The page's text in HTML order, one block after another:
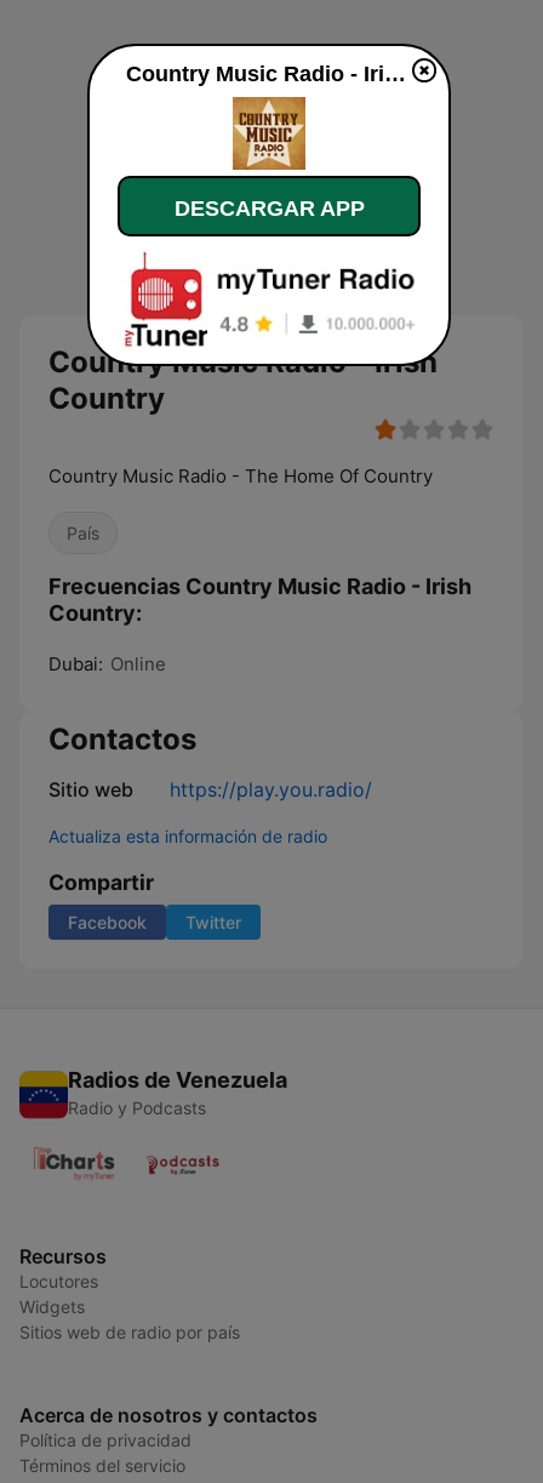
Country Music Radio - Irish
Country
Country Music Radio - The Home Of Country
País
Frecuencias Country Music Radio - Irish
Country:
Dubai: Online
Contactos
Sitio web https://play.you.radio/
Actualiza esta información de radio
Compartir
Facebook Twitter
Radios de Venezuela
Radio y Podcasts
Recursos
Locutores
Widgets
Sitios web de radio por país
Acerca de nosotros y contactos
Política de privacidad
Términos del servicio
Country Music Radio - Irish Country en directo
DESCARGAR APP